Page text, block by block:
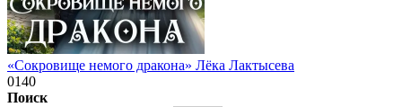
«Сокровище немого дракона» Лёка Лактысева
0140
Поиск